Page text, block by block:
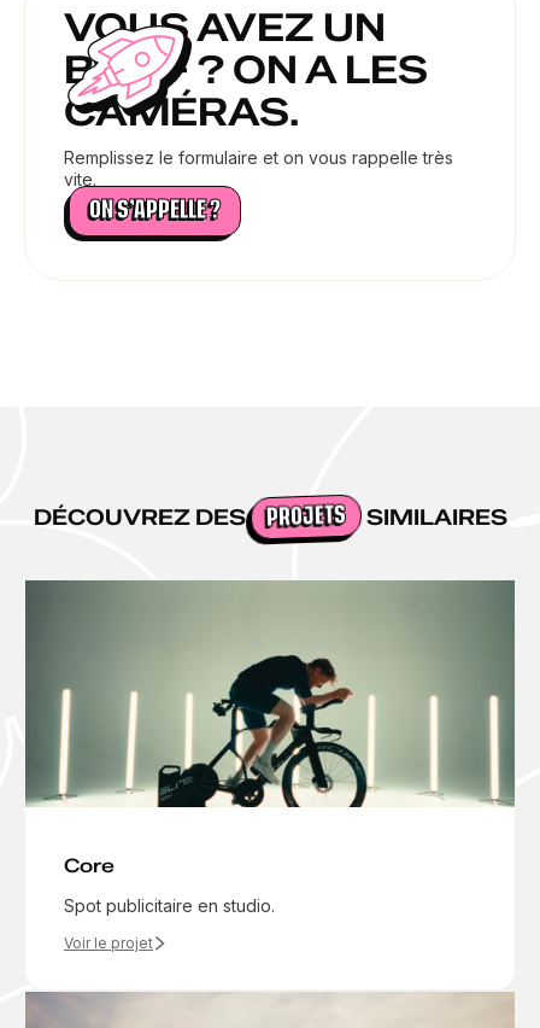
VOUS AVEZ UN
BRIEF ? ON A LES
CAMÉRAS.
Remplissez le formulaire et on vous rappelle très
vite.
ON S’APPELLE ?
DÉCOUVREZ DES PROJETS SIMILAIRES
Core
Spot publicitaire en studio.
Voir le projet